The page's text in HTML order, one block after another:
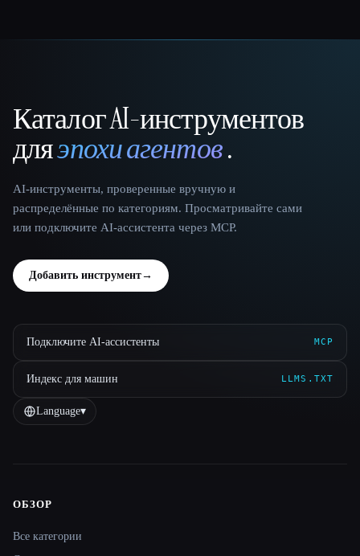
That AI Collection
Каталог AI-инструментов
дляэпохи агентов.
AI-инструменты, проверенные вручную и
распределённые по категориям. Просматривайте сами
или подключите AI-ассистента через MCP.
Добавить инструмент→
Подключите AI-ассистенты MCP
Индекс для машин LLMS.TXT
Language▾
Site navigation
ОБЗОР
Все категории